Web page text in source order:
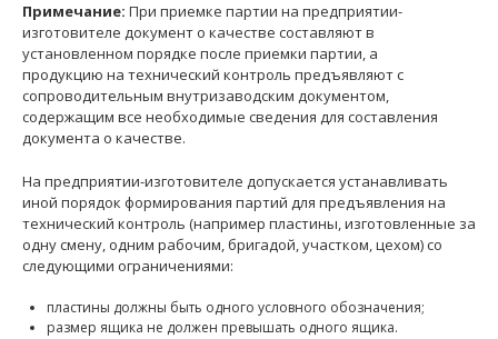
Примечание: При приемке партии на предприятии-
изготовителе документ о качестве составляют в
установленном порядке после приемки партии, а
продукцию на технический контроль предъявляют с
сопроводительным внутризаводским документом,
содержащим все необходимые сведения для составления
документа о качестве.
На предприятии-изготовителе допускается устанавливать
иной порядок формирования партий для предъявления на
технический контроль (например пластины, изготовленные за
одну смену, одним рабочим, бригадой, участком, цехом) со
следующими ограничениями:
пластины должны быть одного условного обозначения;
размер ящика не должен превышать одного ящика.